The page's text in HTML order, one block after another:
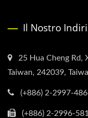
Il Nostro
25 Hua Cheng Rd,
Taiwan, 242039,
(+886) 2-2997-
(+886) 2-2996-